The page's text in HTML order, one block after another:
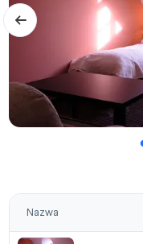
Nazwa